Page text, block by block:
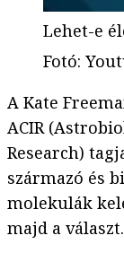
Lehet-e
Fotó:
A Kate
ACIR
Research)
származó és
molekulák
majd a választ.